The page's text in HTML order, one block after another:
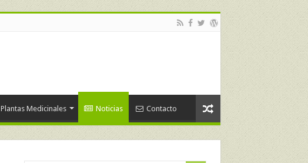
Plantas Medicinales Noticias Contacto